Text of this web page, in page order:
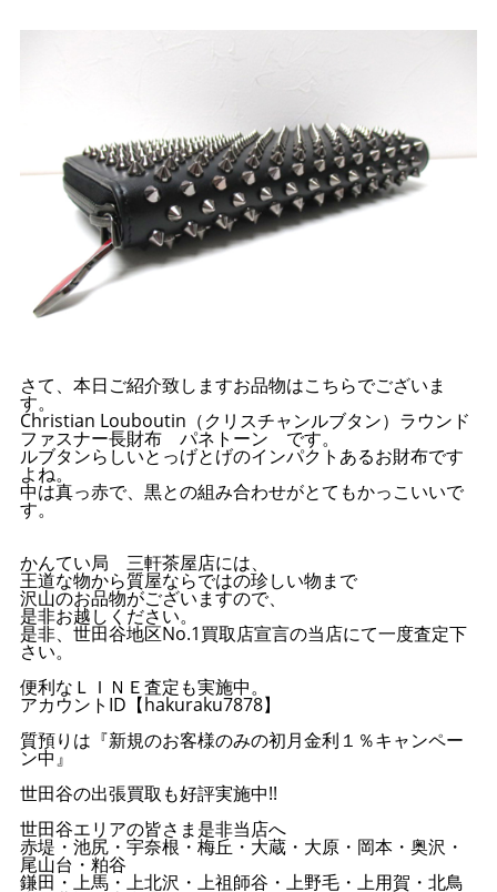
さて、本日ご紹介致しますお品物はこちらでございま
す。
Christian Louboutin（クリスチャンルブタン）ラウンド
ファスナー長財布 パネトーン です。
ルブタンらしいとっげとげのインパクトあるお財布です
よね。
中は真っ赤で、黒との組み合わせがとてもかっこいいで
す。
かんてい局 三軒茶屋店には、
王道な物から質屋ならではの珍しい物まで
沢山のお品物がございますので、
是非お越しください。
是非、世田谷地区No.1買取店宣言の当店にて一度査定下
さい。
便利なＬＩＮＥ査定も実施中。
アカウントID【hakuraku7878】
質預りは『新規のお客様のみの初月金利１％キャンペー
ン中』
世田谷の出張買取も好評実施中!!
世田谷エリアの皆さま是非当店へ
赤堤・池尻・宇奈根・梅丘・大蔵・大原・岡本・奥沢・
尾山台・粕谷
鎌田・上馬・上北沢・上祖師谷・上野毛・上用賀・北鳥